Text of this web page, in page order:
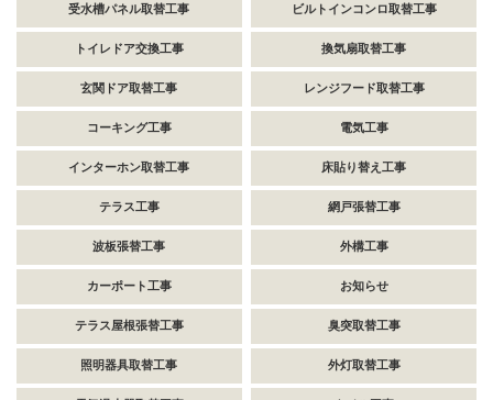
受水槽パネル取替工事 ビルトインコンロ取替工事
トイレドア交換工事 換気扇取替工事
玄関ドア取替工事 レンジフード取替工事
コーキング工事 電気工事
インターホン取替工事 床貼り替え工事
テラス工事 網戸張替工事
波板張替工事 外構工事
カーポート工事 お知らせ
テラス屋根張替工事 臭突取替工事
照明器具取替工事 外灯取替工事